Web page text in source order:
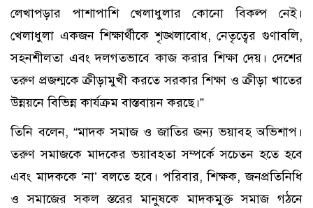
লেখাপড়ার পাশাপাশি খেলাধুলার কোনো বিকল্প নেই।
খেলাধুলা একজন শিক্ষার্থীকে শৃঙ্খলাবোধ, নেতৃত্বের গুণাবলি,
সহনশীলতা এবং দলগতভাবে কাজ করার শিক্ষা দেয়। দেশের
তরুণ প্রজন্মকে ক্রীড়ামুখী করতে সরকার শিক্ষা ও ক্রীড়া খাতের
উন্নয়নে বিভিন্ন কার্যক্রম বাস্তবায়ন করছে।”
তিনি বলেন, “মাদক সমাজ ও জাতির জন্য ভয়াবহ অভিশাপ।
তরুণ সমাজকে মাদকের ভয়াবহতা সম্পর্কে সচেতন হতে হবে
এবং মাদককে ‘না’ বলতে হবে। পরিবার, শিক্ষক, জনপ্রতিনিধি
ও সমাজের সকল স্তরের মানুষকে মাদকমুক্ত সমাজ গঠনে